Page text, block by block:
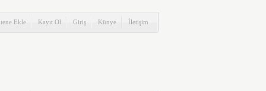
Ekle Kayıt Ol Giriş Künye İletişim